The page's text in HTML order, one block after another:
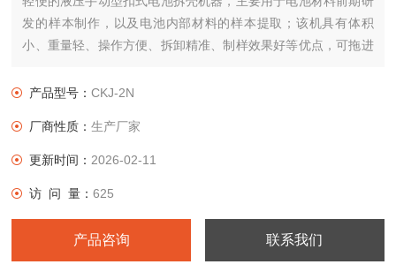
发的样本制作，以及电池内部材料的样本提取；该机具有体积
小、重量轻、操作方便、拆卸精准、制样效果好等优点，可拖进
产品型号：CKJ-2N
厂商性质：生产厂家
更新时间： 2026-02-11
访 问 量：625
产品咨询 联系我们